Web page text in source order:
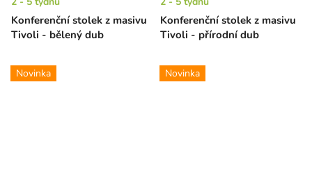
Konferenční stolek z masivu
Tivoli - bělený dub
Konferenční stolek z masivu
Tivoli - přírodní dub
Novinka Novinka